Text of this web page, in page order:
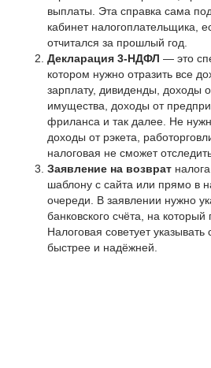
выплаты. Эта справка сама
кабинет налогоплательщика,
отчитался за прошлый год.
Декларация 3-НДФЛ — это
котором нужно отразить все
зарплату, дивиденды, доходы
имущества, доходы от
фриланса и так далее. Не
доходы от рэкета,
налоговая не сможет
Заявление на возврат
шаблону с сайта или прямо в
очереди. В заявлении нужно
банковского счёта, на который
Налоговая советует
быстрее и надёжней.